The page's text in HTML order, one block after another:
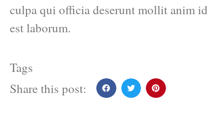
culpa qui officia deserunt mollit anim id
est laborum.
Tags
Share this post: